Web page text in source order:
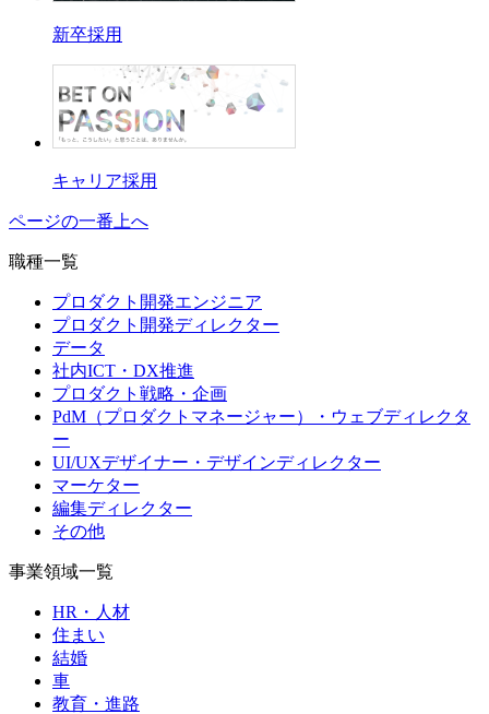
新卒採用
キャリア採用
ページの一番上へ
職種一覧
プロダクト開発エンジニア
プロダクト開発ディレクター
データ
社内ICT・DX推進
プロダクト戦略・企画
PdM（プロダクトマネージャー）・ウェブディレクタ
ー
UI/UXデザイナー・デザインディレクター
マーケター
編集ディレクター
その他
事業領域一覧
HR・人材
住まい
結婚
車
教育・進路